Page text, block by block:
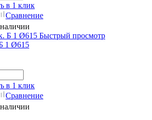
в 1 клик
Сравнение
Быстрый просмотр
1 Ø615
в 1 клик
Сравнение